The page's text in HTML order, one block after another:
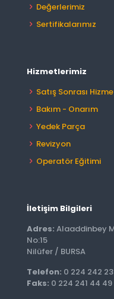
Değerlerimiz
Sertifikalarımız
Hizmetlerimiz
Satış Sonrası
Bakım - Onarım
Yedek Parça
Revizyon
Operatör Eğitimi
İletişim Bilgileri
Adres: Alaaddinbey
No:15
Nilüfer / BURSA
Telefon: 0 224 242
Faks: 0 224 241 44 49